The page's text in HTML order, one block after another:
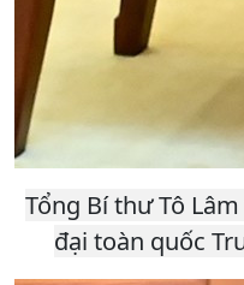
Tổng Bí thư Tô
đại toàn quốc